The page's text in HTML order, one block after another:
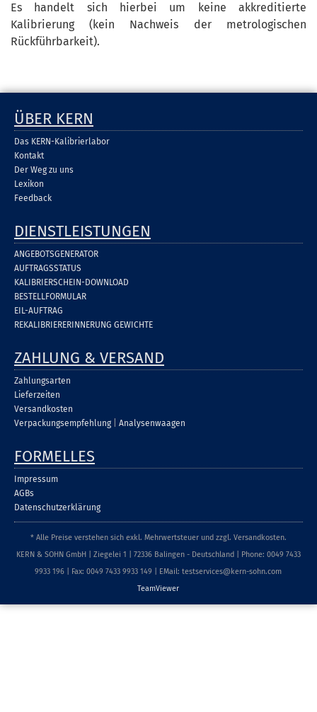
Es handelt sich hierbei um keine akkreditierte
Kalibrierung (kein Nachweis der metrologischen
Rückführbarkeit).
ÜBER KERN
Das KERN-Kalibrierlabor
Kontakt
Der Weg zu uns
Lexikon
Feedback
DIENSTLEISTUNGEN
ANGEBOTSGENERATOR
AUFTRAGSSTATUS
KALIBRIERSCHEIN-DOWNLOAD
BESTELLFORMULAR
EIL-AUFTRAG
REKALIBRIERERINNERUNG GEWICHTE
ZAHLUNG & VERSAND
Zahlungsarten
Lieferzeiten
Versandkosten
Verpackungsempfehlung
Analysenwaagen
FORMELLES
Impressum
AGBs
Datenschutzerklärung
* Alle Preise verstehen sich exkl. Mehrwertsteuer und zzgl. Versandkosten.
KERN & SOHN GmbH | Ziegelei 1 | 72336 Balingen - Deutschland | Phone: 0049 7433
9933 196 | Fax: 0049 7433 9933 149 | EMail: testservices@kern-sohn.com
TeamViewer